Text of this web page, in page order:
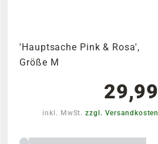
'Hauptsache Pink & Rosa',
Größe M
29,99
inkl. MwSt.zzgl. Versandkosten